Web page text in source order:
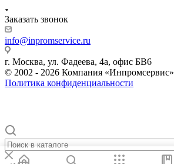
Заказать звонок
info@inpromservice.ru
г. Москва, ул. Фадеева, 4а, офис БВ6
© 2002 - 2026 Компания «Инпромсервис»
Политика конфиденциальности